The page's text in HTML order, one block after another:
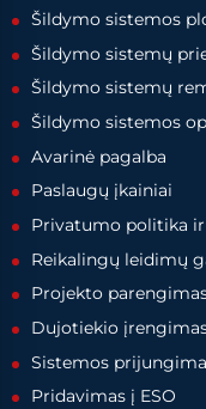
Šildymo sistemos
Šildymo sistemų
Šildymo sistemų
Šildymo sistemos
Avarinė pagalba
Paslaugų įkainiai
Privatumo politika ir
Reikalingų leidimų
Projekto
Dujotiekio
Sistemos
Pridavimas į ESO